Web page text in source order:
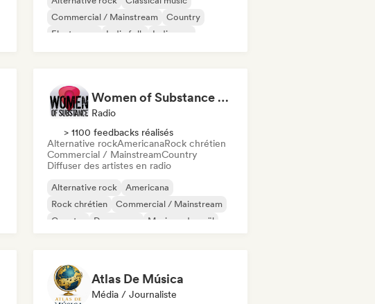
Commercial / Mainstream
Country
Electropop
Indie folk
Indie pop
Women of Substance Radio Podcast (human Female recording or performing artists or female-fronted bands)
Radio
> 1100 feedbacks réalisés
Alternative rockAmericanaRock chrétien
Commercial / MainstreamCountry
Diffuser des artistes en radio
Alternative rock
Americana
Rock chrétien
Commercial / Mainstream
Country
Dream pop
Musique de noël
Atlas De Música
Média / Journaliste